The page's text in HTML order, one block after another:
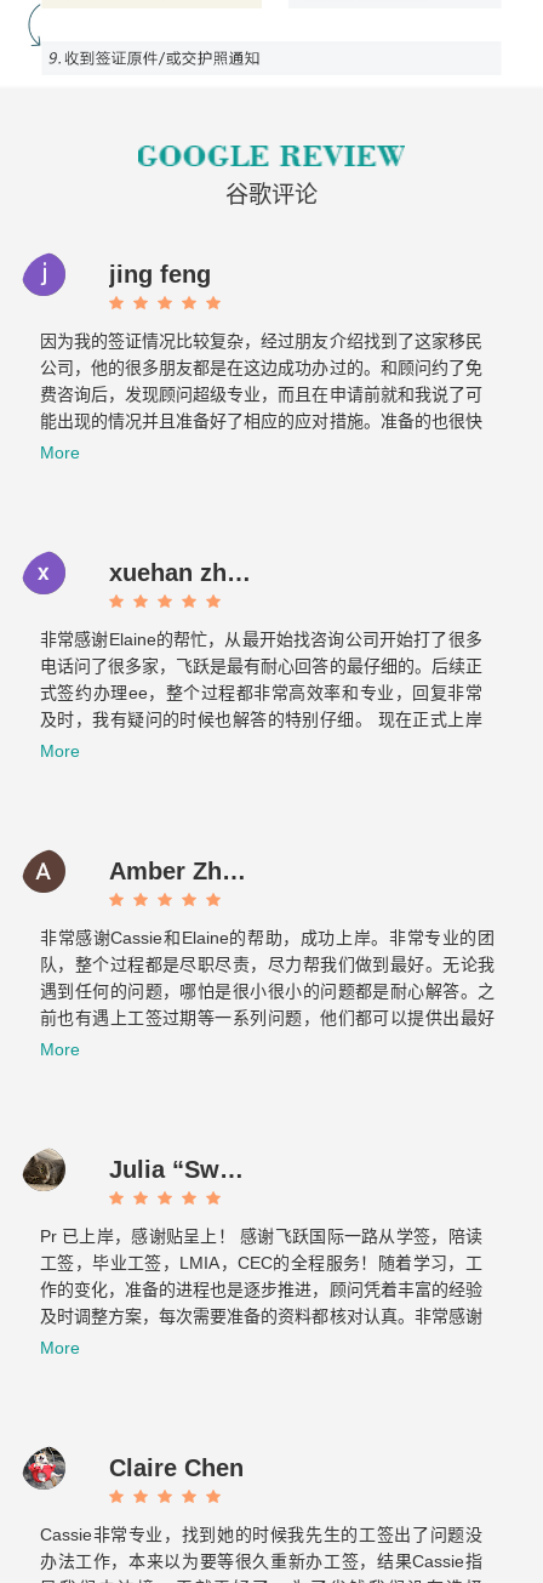
谷歌评论
jing feng
因为我的签证情况比较复杂，经过朋友介绍找到了这家移民
公司，他的很多朋友都是在这边成功办过的。和顾问约了免
费咨询后，发现顾问超级专业，而且在申请前就和我说了可
能出现的情况并且准备好了相应的应对措施。准备的也很快
文件不到一周就交上去了。没想到不到一个月，签证就顺利
More
xuehan zhou
非常感谢Elaine的帮忙，从最开始找咨询公司开始打了很多
电话问了很多家，飞跃是最有耐心回答的最仔细的。后续正
式签约办理ee，整个过程都非常高效率和专业，回复非常
及时，我有疑问的时候也解答的特别仔细。 现在正式上岸
啦，非常感谢你们整个团队的帮助～有朋友的需要的话我也
More
Amber Zhang
非常感谢Cassie和Elaine的帮助，成功上岸。非常专业的团
队，整个过程都是尽职尽责，尽力帮我们做到最好。无论我
遇到任何的问题，哪怕是很小很小的问题都是耐心解答。之
前也有遇上工签过期等一系列问题，他们都可以提供出最好
的方案，提前做好各种应对的准备，绝对是不可多得的好团
More
Julia “Sweet tooth” J
Pr 已上岸，感谢贴呈上！ 感谢飞跃国际一路从学签，陪读
工签，毕业工签，LMIA，CEC的全程服务！随着学习，工
作的变化，准备的进程也是逐步推进，顾问凭着丰富的经验
及时调整方案，每次需要准备的资料都核对认真。非常感谢
Cassie 和 Elaine…...
More
Claire Chen
Cassie非常专业，找到她的时候我先生的工签出了问题没
办法工作，本来以为要等很久重新办工签，结果Cassie指